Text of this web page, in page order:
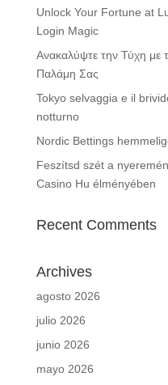
Unlock Your Fortune at
Login Magic
Ανακαλύψτε την Τύχη με
Παλάμη Σας
Tokyo selvaggia e il
notturno
Nordic Bettings
Feszítsd szét a
Casino Hu élményében
Recent Comments
Archives
agosto 2026
julio 2026
junio 2026
mayo 2026